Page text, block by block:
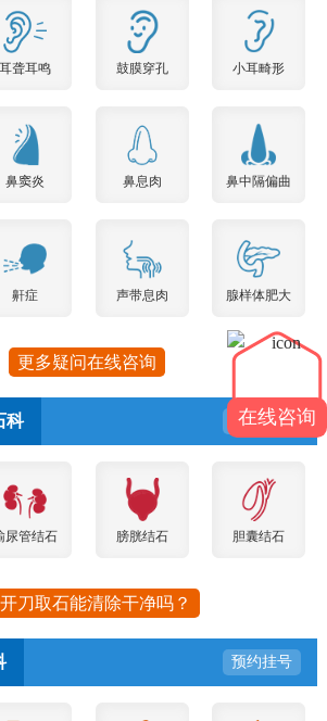
耳聋耳鸣 鼓膜穿孔 小耳畸形
鼻窦炎 鼻息肉 鼻中隔偏曲
鼾症 声带息肉 腺样体肥大
更多疑问在线咨询
科 预约挂号
尿管结石 膀胱结石 胆囊结石
刀取石能清除干净吗？
预约挂号
在线咨询